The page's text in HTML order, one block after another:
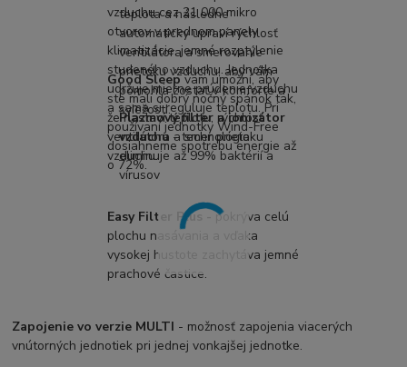
vzduchu cez 21 000 mikro
otvorov v prednom panely
klimatizácie, jemné rozptýlenie
studeného vzduchu. Jednotka
udržuje mierne prúdenie vzduchu
a sama si reguluje teplotu. Pri
používaní jednotky Wind-Free
dosiahneme spotrebu energie až
o 72%.
teplota a následne
automaticky upraví rýchlosť
ventilátora a smerovanie
prietoku vzduchu, aby vám
pomohla zostať v komforte a
sviežosti.
Good Sleepvam umožní, aby
ste mali dobrý nočný spánok tak,
že nastaví teplotu, rýchlosť
ventilátora a smer prietoku
vzduchu.
Plazmový filter a ionizátor
vzduchu - technológia
eliminuje až 99% baktérií a
vírusov
Easy Filter Plus -pokrýva celú
plochu nasávania a vďaka
vysokej hustote zachytáva jemné
prachové častice.
Zapojenie vo verzie MULTI - možnosť zapojenia viacerých
vnútorných jednotiek pri jednej vonkajšej jednotke.